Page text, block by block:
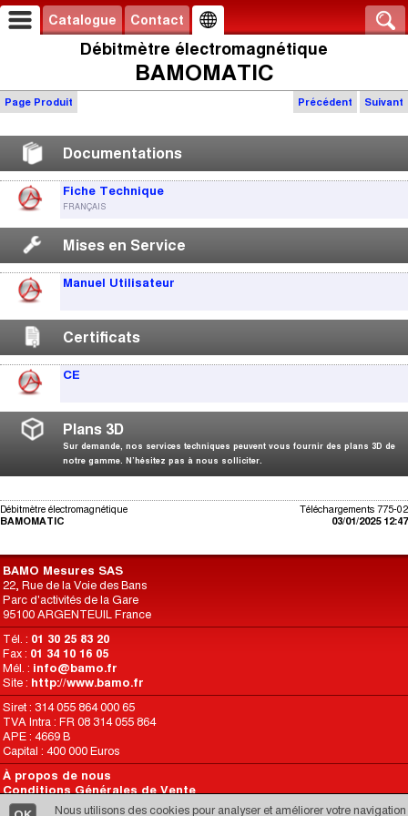
Nous utilisons des cookies pour analyser et améliorer votre navigation
Catalogue Contact
Débitmètre électromagnétique
BAMOMATIC
Précédent Suivant
Page Produit
Documentations
Fiche Technique
FRANÇAIS
Mises en Service
Manuel Utilisateur
Certificats
CE
Plans 3D
Sur demande, nos services techniques peuvent vous fournir des plans 3D de
notre gamme. N’hésitez pas à nous solliciter.
Téléchargements 775-02
03/01/2025 12:47
Débitmètre électromagnétique
BAMOMATIC
BAMO Mesures SAS
22, Rue de la Voie des Bans
Parc d'activités de la Gare
95100 ARGENTEUIL France
Tél. : 01 30 25 83 20
Fax : 01 34 10 16 05
Mél. : info@bamo.fr
Site : http://www.bamo.fr
Siret : 314 055 864 000 65
TVA Intra : FR 08 314 055 864
APE : 4669 B
Capital : 400 000 Euros
À propos de nous
Conditions Générales de Vente
Conditions d’Utilisation du Site